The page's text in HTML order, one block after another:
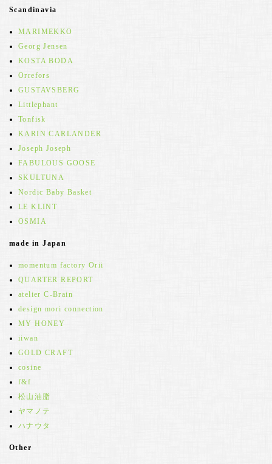
Scandinavia
MARIMEKKO
Georg Jensen
KOSTA BODA
Orrefors
GUSTAVSBERG
Littlephant
Tonfisk
KARIN CARLANDER
Joseph Joseph
FABULOUS GOOSE
SKULTUNA
Nordic Baby Basket
LE KLINT
OSMIA
made in Japan
momentum factory Orii
QUARTER REPORT
atelier C-Brain
design mori connection
MY HONEY
iiwan
GOLD CRAFT
cosine
f&f
松山油脂
ヤマノテ
ハナウタ
Other